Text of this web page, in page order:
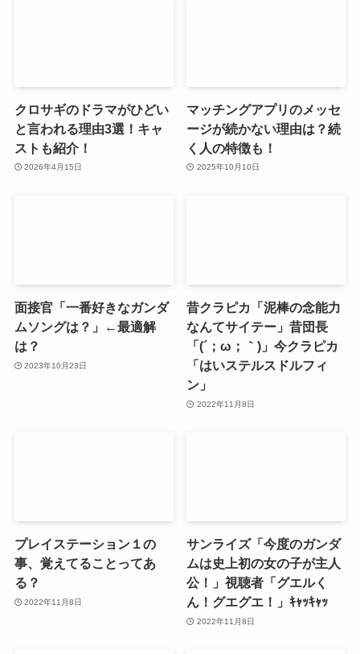
クロサギのドラマがひどい
と言われる理由3選！キャ
ストも紹介！
2026年4月15日
マッチングアプリのメッセ
ージが続かない理由は？続
く人の特徴も！
2025年10月10日
面接官「一番好きなガンダ
ムソングは？」←最適解
は？
2023年10月23日
昔クラピカ「泥棒の念能力
なんてサイテー」昔団長
「(´；ω；｀)」今クラピカ
「はいステルスドルフィ
ン」
2022年11月8日
プレイステーション１の
事、覚えてることってあ
る？
2022年11月8日
サンライズ「今度のガンダ
ムは史上初の女の子が主人
公！」視聴者「グエルく
ん！グエグエ！」ｷｬｯｷｬｯ
2022年11月8日